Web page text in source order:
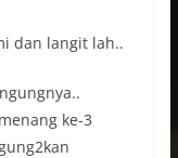
dan langit lah..
ke-3